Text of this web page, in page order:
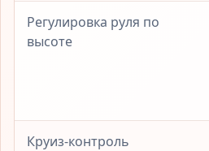
Регулировка руля по
высоте
Круиз-контроль